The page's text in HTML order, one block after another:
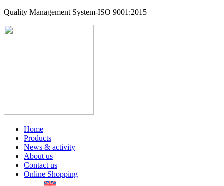
Quality Management System-ISO 9001:2015
Home
Products
News & activity
About us
Contact us
Online Shopping